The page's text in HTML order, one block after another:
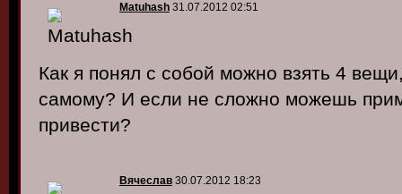
Matuhash 31.07.2012 02:51
Как я понял с собой можно взять 4
самому? И если не сложно можешь
привести?
Вячеслав 30.07.2012 18:23